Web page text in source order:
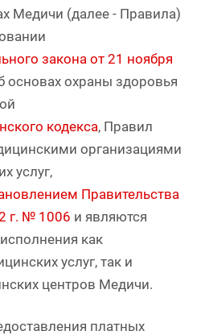
Медичи (далее - Правила)
закона от 21 ноября
основах охраны здоровья
кодекса, Правил
организациями
услуг,
Правительства
г. № 1006 и являются
как
услуг, так и
центров Медичи.
платных